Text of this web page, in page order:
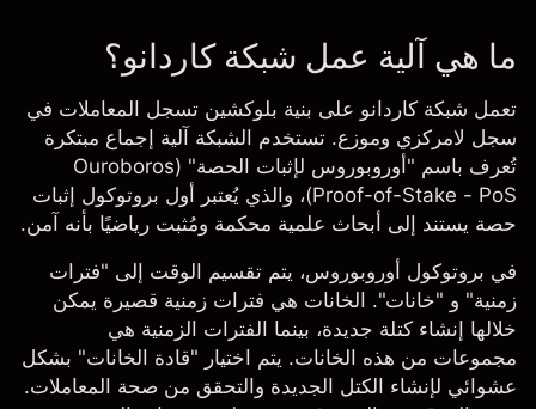
ما هي آلية عمل شبكة كاردانو؟
تعمل شبكة كاردانو على بنية بلوكشين تسجل المعاملات في
سجل لامركزي وموزع. تستخدم الشبكة آلية إجماع مبتكرة
تُعرف باسم "أوروبوروس لإثبات الحصة" (Ouroboros
Proof-of-Stake - PoS)، والذي يُعتبر أول بروتوكول إثبات
حصة يستند إلى أبحاث علمية محكمة ومُثبت رياضيًا بأنه آمن.
في بروتوكول أوروبوروس، يتم تقسيم الوقت إلى "فترات
زمنية" و "خانات". الخانات هي فترات زمنية قصيرة يمكن
خلالها إنشاء كتلة جديدة، بينما الفترات الزمنية هي
مجموعات من هذه الخانات. يتم اختيار "قادة الخانات" بشكل
عشوائي لإنشاء الكتل الجديدة والتحقق من صحة المعاملات.